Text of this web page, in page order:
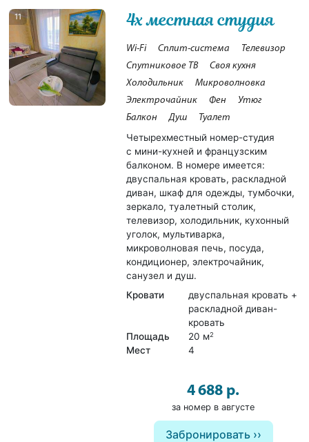
11 4х местная студия
Wi-Fi Сплит-система
Телевизор
Спутниковое ТВ
Своя кухня
Холодильник
Микроволновка
Электрочайник
Фен
Утюг
Балкон
Душ Туалет
Четырехместный номер-студия
с мини-кухней и французским
балконом. В номере имеется:
двуспальная кровать, раскладной
диван, шкаф для одежды, тумбочки,
зеркало, туалетный столик,
телевизор, холодильник, кухонный
уголок, мультиварка,
микроволновая печь, посуда,
кондиционер, электрочайник,
санузел и душ.
Кровати
двуспальная кровать +
раскладной диван-
кровать
Площадь
20 м2
Мест 4
4 688 р.
за номер в августе
Забронировать